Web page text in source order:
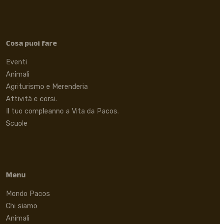
Cosa puoi fare
Eventi
Animali
Agriturismo e Merenderia
Attività e corsi.
Il tuo compleanno a Vita da Pacos.
Scuole
Menu
Mondo Pacos
Chi siamo
Animali